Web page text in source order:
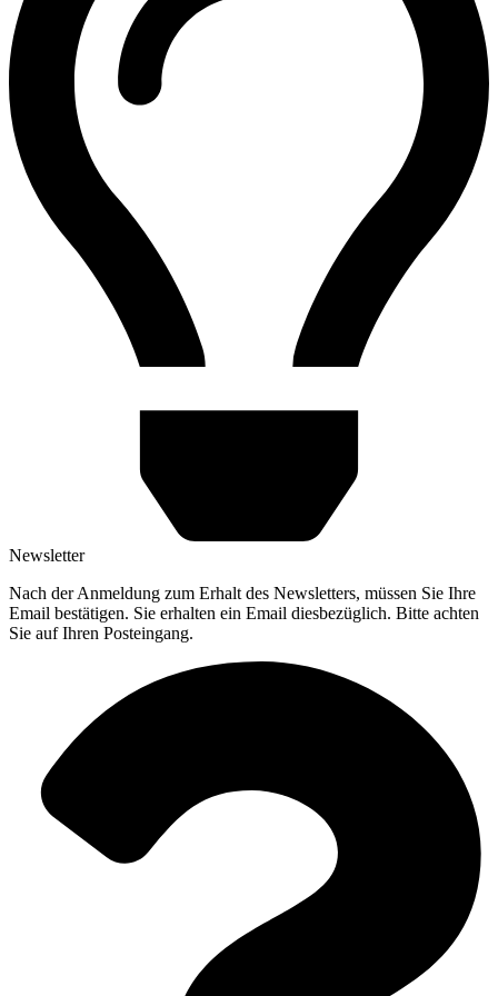
Newsletter
Nach der Anmeldung zum Erhalt des Newsletters, müssen Sie Ihre
Email bestätigen. Sie erhalten ein Email diesbezüglich. Bitte achten
Sie auf Ihren Posteingang.